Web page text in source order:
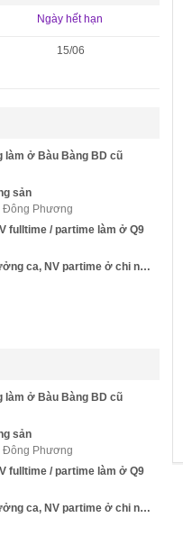
Ngày hết hạn
15/06
làm ở Bàu Bàng BD cũ
sản
Đông Phương
fulltime / partime làm ở Q9
CÀ PHÊ TRỨNG 3T tuyển trưởng ca, NV partime ở chi nhánh Q1
làm ở Bàu Bàng BD cũ
sản
Đông Phương
fulltime / partime làm ở Q9
CÀ PHÊ TRỨNG 3T tuyển trưởng ca, NV partime ở chi nhánh Q1